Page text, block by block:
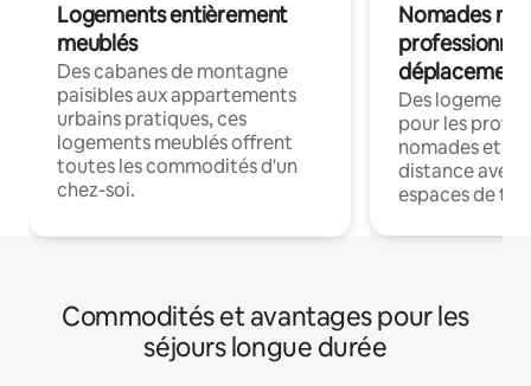
Logements entièrement
meublés
Des cabanes de montagne
paisibles aux appartements
urbains pratiques, ces
logements meublés offrent
toutes les commodités d'un
chez-soi.
Nomades
déplacement
Des
pour les
nomades et
distance avec
espaces de
Commodités et avantages pour les
séjours longue durée